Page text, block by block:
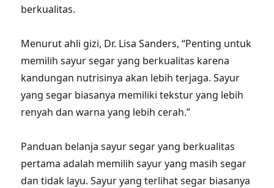
berkualitas.
Menurut ahli gizi, Dr. Lisa Sanders, “Penting untuk
memilih sayur segar yang berkualitas karena
kandungan nutrisinya akan lebih terjaga. Sayur
yang segar biasanya memiliki tekstur yang lebih
renyah dan warna yang lebih cerah.”
Panduan belanja sayur segar yang berkualitas
pertama adalah memilih sayur yang masih segar
dan tidak layu. Sayur yang terlihat segar biasanya